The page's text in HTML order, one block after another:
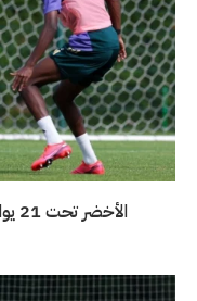
الأخضر تحت 21 يواجه الصين في افتتاح بطولة تولون